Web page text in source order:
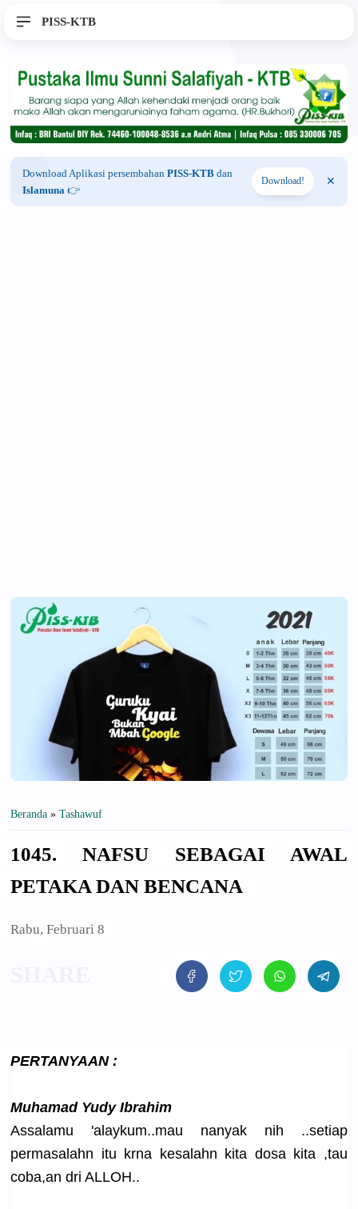
PISS-KTB
Download Aplikasi persembahan PISS-KTB dan
Islamuna 👉
Download!
Beranda » Tashawuf
1045. NAFSU SEBAGAI AWAL
PETAKA DAN BENCANA
Rabu, Februari 8
PERTANYAAN:
Muhamad Yudy Ibrahim
Assalamu 'alaykum..mau nanyak nih ..setiap
permasalahn itu krna kesalahn kita dosa kita ,tau
coba,an dri ALLOH..